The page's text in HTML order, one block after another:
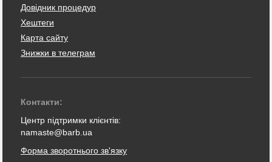
Довідник процедур
Хештеги
Карта сайту
Знижки в телеграм
Контакти:
Центр підтримки клієнтів:
namaste@barb.ua
Форма зворотнього зв'язку